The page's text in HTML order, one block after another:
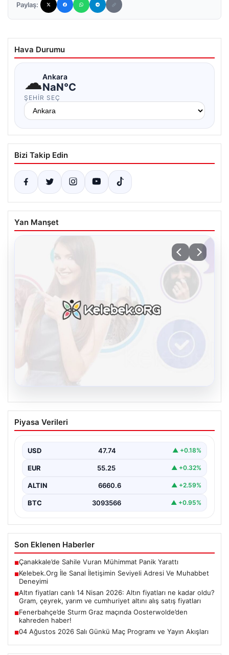
Paylaş:
Hava Durumu
☁Ankara
NaN°C
ŞEHIR SEÇ
Bizi Takip Edin
Yan Manşet
Kelebek.Org İle Sanal İletişimin Seviyeli
Adresi Ve Muhabbet Deneyimi
oluşturması kritik bir önem barındırmaktadır. Güncel
olarak…
Piyasa Verileri
USD 47.74 ▲ +0.18%
EUR 55.25 ▲ +0.32%
ALTIN 6660.6 ▲ +2.59%
BTC 3093566 ▲ +0.95%
Son Eklenen Haberler
■Çanakkale’de Sahile Vuran Mühimmat Panik Yarattı
■Kelebek.Org İle Sanal İletişimin Seviyeli Adresi Ve Muhabbet
Deneyimi
■Altın fiyatları canlı 14 Nisan 2026: Altın fiyatları ne kadar oldu?
Gram, çeyrek, yarım ve cumhuriyet altını alış satış fiyatları
■Fenerbahçe’de Sturm Graz maçında Oosterwolde’den
kahreden haber!
■04 Ağustos 2026 Salı Günkü Maç Programı ve Yayın Akışları